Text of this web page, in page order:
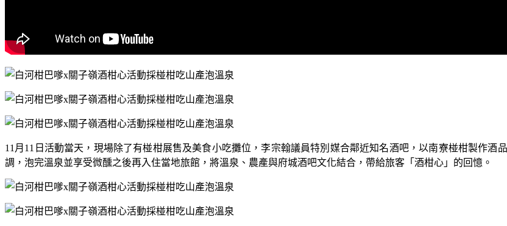
11 月 11 日活動當天，現場除了有椪柑展售及美食小吃攤位，李宗翰議員特別媒合鄰近知名酒吧，以南寮椪柑製作酒
調，泡完溫泉並享受微醺之後再入住當地旅館，將溫泉、農產與府城酒吧文化結合，帶給旅客「酒柑心」的回憶。